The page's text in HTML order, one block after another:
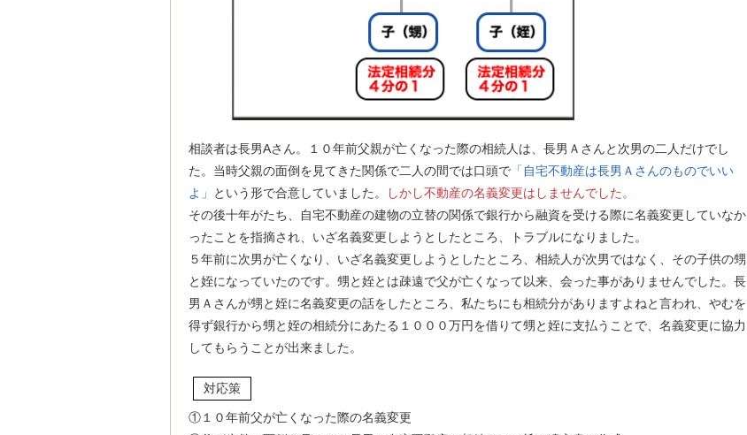
相談者は長男Aさん。１０年前父親が亡くなった際の相続人は、長男Ａさんと次男の二人だけでし
た。当時父親の面倒を見てきた関係で二人の間では口頭で 「自宅不動産は長男Ａさんのものでいい
よ」
という形で合意していました。
しかし不動産の名義変更はしませんでした。
その後十年がたち、自宅不動産の建物の立替の関係で銀行から融資を受ける際に名義変更していなか
ったことを指摘され、いざ名義変更しようとしたところ、トラブルになりました。
５年前に次男が亡くなり、いざ名義変更しようとしたところ、相続人が次男ではなく、その子供の甥
と姪になっていたのです。甥と姪とは疎遠で父が亡くなって以来、会った事がありませんでした。長
男Ａさんが甥と姪に名義変更の話をしたところ、私たちにも相続分がありますよねと言われ、やむを
得ず銀行から甥と姪の相続分にあたる１０００万円を借りて甥と姪に支払うことで、名義変更に協力
してもらうことが出来ました。
対応策
①１０年前父が亡くなった際の名義変更